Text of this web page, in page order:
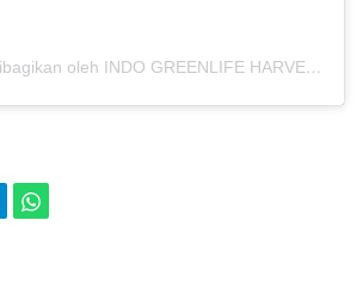
Sebuah kiriman dibagikan oleh INDO GREENLIFE HARVEST – PABRIK MAKLON (@indogreenlifeharvest)